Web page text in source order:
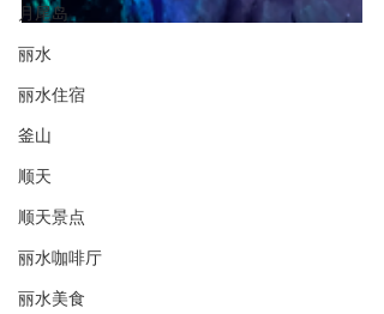
月尾岛
丽水
丽水住宿
釜山
顺天
顺天景点
丽水咖啡厅
丽水美食